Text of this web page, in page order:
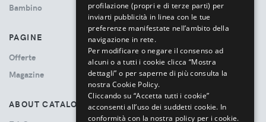
Bambino
PAGINE
Offerte
Magazine
ABOUT CATALOVE
profilazione (propri e di terze parti) per
inviarti pubblicità in linea con le tue
preferenze manifestate nell’ambito della
navigazione in rete.
Per modificare o negare il consenso ad
alcuni o a tutti i cookie clicca “Mostra
dettagli” o per saperne di più consulta la
nostra Cookie Policy.
Cliccando su “Accetta tutti i cookie”
acconsenti all’uso dei suddetti cookie. In
conformità con la nostra policy per i cookie.